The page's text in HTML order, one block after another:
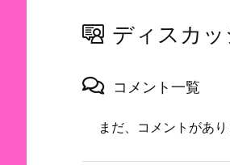
ディスカッ
コメント一覧
まだ、コメントがあ